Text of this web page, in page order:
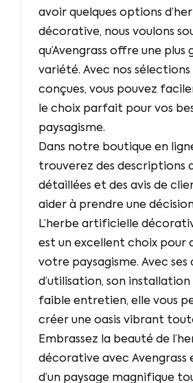
avoir quelques options
décorative, nous voulons
qu’Avengrass offre une plus
variété. Avec nos
conçues, vous pouvez
le choix parfait pour vos
paysagisme.
Dans notre boutique en
trouverez des descriptions
détaillées et des avis de
aider à prendre une
L’herbe artificielle
est un excellent choix pour
votre paysagisme. Avec ses
d’utilisation, son
faible entretien, elle vous
créer une oasis vibrant
Embrassez la beauté de
décorative avec
d’un paysage magnifique